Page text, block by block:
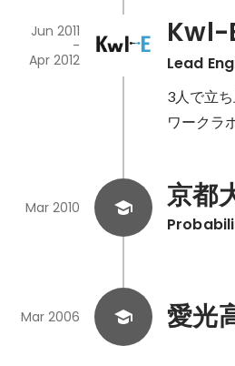
Kwl-
Lead
Jun 2011
-
Apr 2012
3人で立
ワークラ
京都
Mar 2010
愛光
Mar 2006